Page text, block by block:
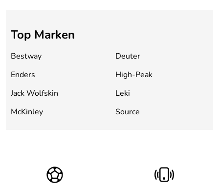
Top Marken
Bestway
Deuter
Enders
High-Peak
Jack Wolfskin
Leki
McKinley
Source